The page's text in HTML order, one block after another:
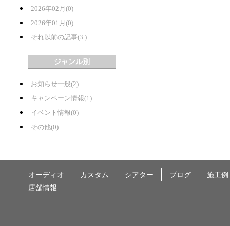
2026年02月(0)
2026年01月(0)
それ以前の記事(3 )
ジャンル別
お知らせ一般(2)
キャンペーン情報(1)
イベント情報(0)
その他(0)
オーディオ カスタム シアター ブログ
施工例
店舗情報